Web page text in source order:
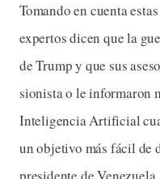
Tomando en cuenta
expertos dicen que la
de Trump y que sus
sionista o le informaron
Inteligencia Artificial
un objetivo más fácil de